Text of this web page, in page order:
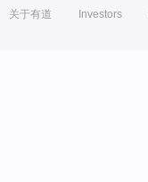
关于有道 Investors